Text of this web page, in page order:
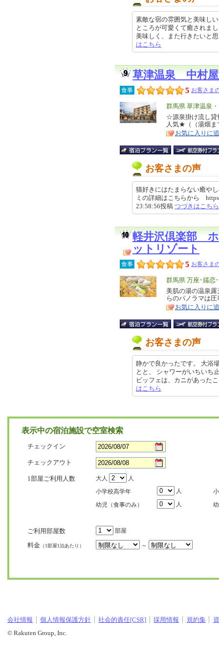
素敵な宿の雰囲気と美味し
ところが可愛くて癒されま
美味しく、また行きたいと
はこちら
草津温泉 中村屋
食事 5 お客さま
エ
リ
ア
群馬県 草津温泉
特
徴
☆源泉掛け流し貸
人気★（（湯畑ま
お気に入りに
お客さまの声
猫好きにはたまらない癒や
ミの詳細はこちらから
23:58:56投稿 つづきはこちら
軽井沢倶楽部 ホ
ットリゾート
食事 5 お客さま
エ
リ
ア
群馬県 万座･嬬恋
特
徴
美肌の湯の温泉
らのパノラマは
お気に入りに
お客さまの声
静かで良かったです。 大浴
とと、 シャワーがいちいち
ビッフェは、カニがあった
はこちら
表示中の宿泊施設で空室検索
チェックイン
チェックアウト
1部屋ご利用人数 大人
人
小学校高学年
人
幼児（食事のみ）
人
ご利用部屋数 部屋
料金 （1部屋1泊あたり） ～
会社情報 個人情報保護方針 社会的責任[CSR] 採用情報 規約集
© Rakuten Group, Inc.